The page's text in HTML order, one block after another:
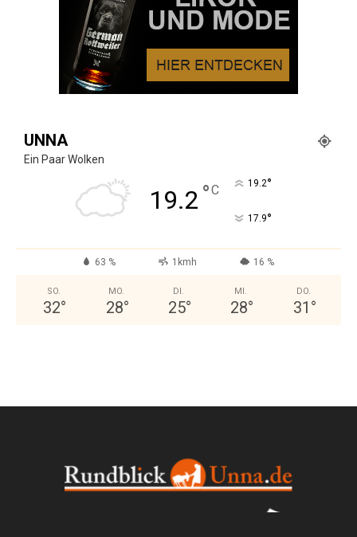
UNNA
Ein Paar Wolken
19.2 °C 19.2°
17.9°
63 % 1kmh 16 %
SO.
32°
MO.
28°
DI.
25°
MI.
28°
DO.
31 °